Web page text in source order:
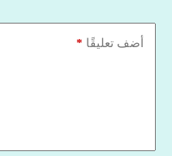
أضف تعليقًا *